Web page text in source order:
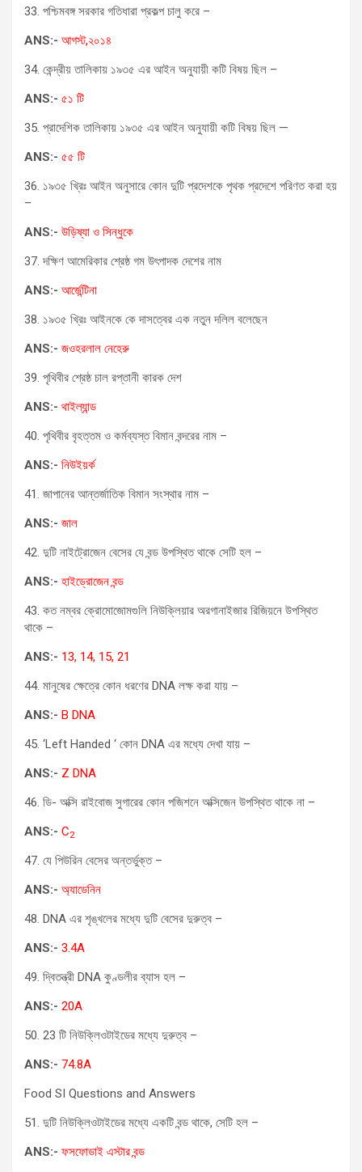
33. পশ্চিমবঙ্গ সরকার গতিধারা প্রকল্প চালু করে –
ANS:- আগস্ট,২০১৪
34. কেন্দ্রীয় তালিকায় ১৯৩৫ এর আইন অনুযায়ী কটি বিষয় ছিল –
ANS:- ৫১ টি
35. প্রাদেশিক তালিকায় ১৯৩৫ এর আইন অনুযায়ী কটি বিষয় ছিল —
ANS:- ৫৫ টি
36. ১৯৩৫ খ্রিঃ আইন অনুসারে কোন দুটি প্রদেশকে পৃথক প্রদেশে পরিণত করা হয়
–
ANS:- উড়িষ্যা ও সিন্ধুকে
37. দক্ষিণ আমেরিকার শ্রেষ্ঠ গম উৎপাদক দেশের নাম
ANS:- আর্জেন্টিনা
38. ১৯৩৫ খ্রিঃ আইনকে কে দাসত্বের এক নতুন দলিল বলেছেন
ANS:- জওহরলাল নেহেরু
39. পৃথিবীর শ্রেষ্ঠ চাল রপ্তানী কারক দেশ
ANS:- থাইল্যান্ড
40. পৃথিবীর বৃহত্তম ও কর্মব্যস্ত বিমান বন্দরের নাম –
ANS:- নিউইয়র্ক
41. জাপানের আন্তর্জাতিক বিমান সংস্থার নাম –
ANS:- জাল
42. দুটি নাইট্রোজেন বেসের যে বন্ড উপস্থিত থাকে সেটি হল –
ANS:- হাইড্রোজেন বন্ড
43. কত নম্বর ক্রোমোজোমগুলি নিউক্লিয়ার অরগানাইজার রিজিয়নে উপস্থিত
থাকে –
ANS:- 13, 14, 15, 21
44. মানুষের ক্ষেত্রে কোন ধরণের DNA লক্ষ করা যায় –
ANS:- B DNA
45. ‘Left Handed ‘ কোন DNA এর মধ্যে দেখা যায় –
ANS:- Z DNA
46. ডি- অক্সি রাইবোজ সুগারের কোন পজিশনে অক্সিজেন উপস্থিত থাকে না –
ANS:- C2
47. যে পিউরিন বেসের অন্তর্ভুক্ত –
ANS:- অ্যাডেনিন
48. DNA এর শৃঙ্খলের মধ্যে দুটি বেসের দুরুত্ব –
ANS:- 3.4A
49. দ্বিতন্ত্রী DNA কুণ্ডলীর ব্যাস হল –
ANS:- 20A
50. 23 টি নিউক্লিওটাইডের মধ্যে দুরুত্ব –
ANS:- 74.8A
Food SI Questions and Answers
51. দুটি নিউক্লিওটাইডের মধ্যে একটি বন্ড থাকে, সেটি হল –
ANS:- ফসফোডাই এস্টার বন্ড